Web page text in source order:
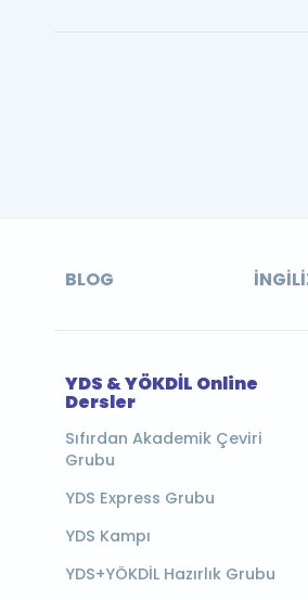
BLOG
YDS & YÖKDİL Online
Dersler
Sıfırdan Akademik Çeviri
Grubu
YDS Express Grubu
YDS Kampı
YDS+YÖKDİL Hazırlık Grubu